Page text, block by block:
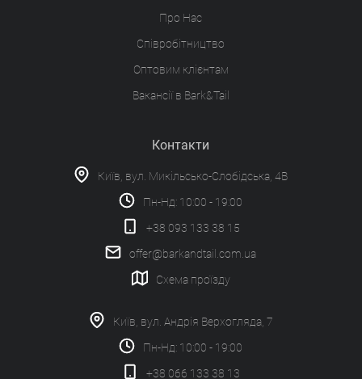
Про Нас
Співробітництво
Оптовим клієнтам
Вакансії в Bark&Tail
Контакти
Київ, вул. Микільсько-Слобідська, 4В
Пн-Нд: 10:00 - 19:00
+38 093 133 38 15
offer@barkandtail.com.ua
Схема проїзду
Київ, вул. Андрія Верхогляда, 7
Пн-Нд: 10:00 - 19:00
+38 066 133 38 13